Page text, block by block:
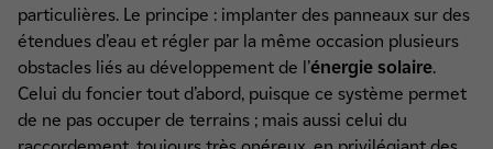
particulières. Le principe : implanter des panneaux sur des
étendues d’eau et régler par la même occasion plusieurs
obstacles liés au développement de l’énergie solaire.
Celui du foncier tout d’abord, puisque ce système permet
de ne pas occuper de terrains ; mais aussi celui du